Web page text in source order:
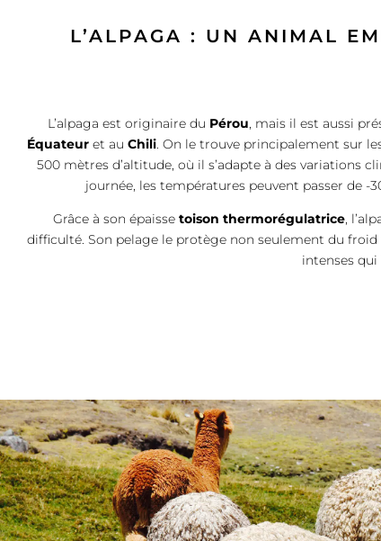
L’ALPAGA : UN ANIMAL
L’alpaga est originaire du Pérou , mais il est aussi
Équateuret au Chili. On le trouve principalement sur
500 mètres d’altitude, où il s’adapte à des variations
journée, les températures peuvent passer de -
Grâce à son épaisse toison thermorégulatrice,
difficulté. Son pelage le protège non seulement du froid
intenses